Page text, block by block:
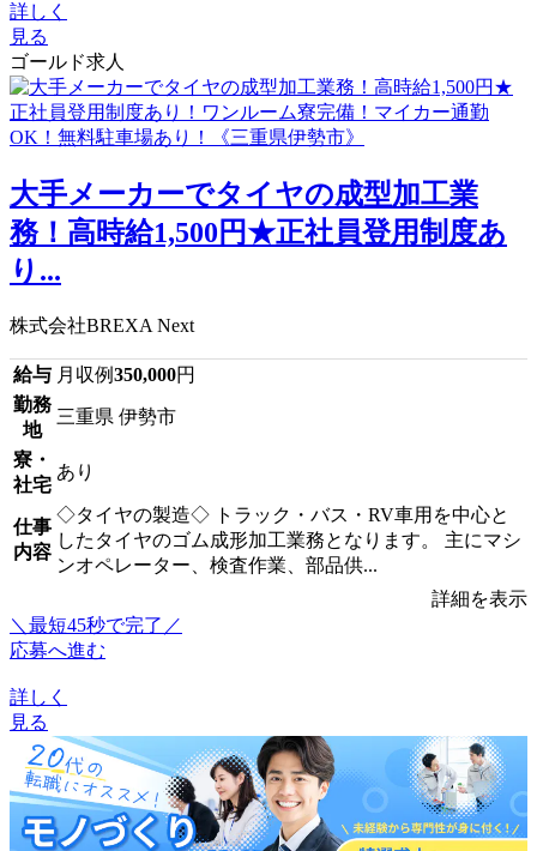
詳しく
見る
ゴールド求人
大手メーカーでタイヤの成型加工業
務！高時給1,500円★正社員登用制度あ
り...
株式会社BREXA Next
給与 月収例350,000円
勤務
地
三重県 伊勢市
寮・
社宅
あり
仕事
内容
◇タイヤの製造◇ トラック・バス・RV車用を中心と
したタイヤのゴム成形加工業務となります。 主にマシ
ンオペレーター、検査作業、部品供...
詳細を表示
＼最短45秒で完了／
応募へ進む
詳しく
見る